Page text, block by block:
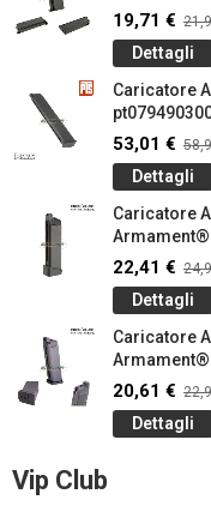
19,71 €
Dettagli
Caricatore
53,01 €
Dettagli
Caricatore
22,41 €
Dettagli
Caricatore
20,61 €
Dettagli
Vip Club